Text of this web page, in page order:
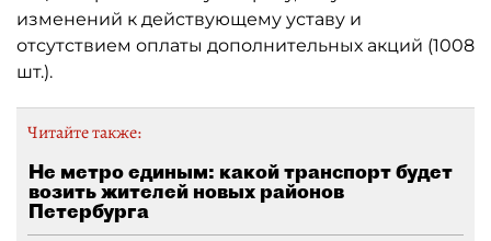
изменений к действующему уставу и
отсутствием оплаты дополнительных акций (1008
шт.).
Читайте также:
Не метро единым: какой транспорт будет
возить жителей новых районов
Петербурга